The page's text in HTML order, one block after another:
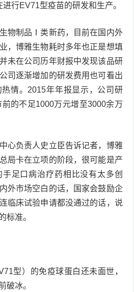
行EV71型疫苗的研发和生产。
物制品Ⅰ类新药，目前在国内外
，博雅生物耗时多年也正是想填
未在公司历年财报中发现该品研
司逐渐增加的研发费用也可看出
情。2015年年报显示，公司研
的不足1000万元增至3000余万
心负责人史立臣告诉记者，博雅
局卡在立项的阶段，很可能是产
足口病治疗药相比没有太多创
外市场空白的话，国家会鼓励企
临床试验申请都没通过的话，说
标准。
型）的免疫球蛋白还未面世，
破冰。